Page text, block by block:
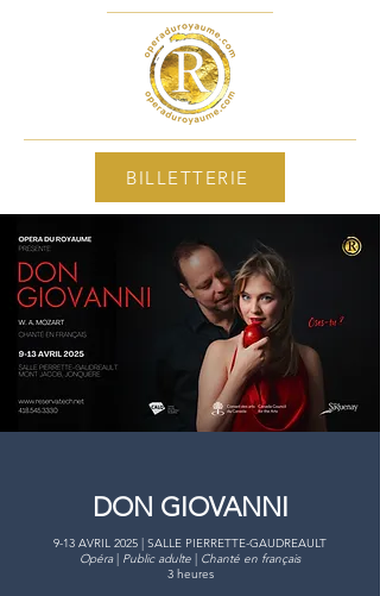
BILLETTERIE
DON GIOVANNI
9-13 AVRIL 2025 | SALLE PIERRETTE-GAUDREAULT
Opéra| Public adulte | Chanté en français
3 heures